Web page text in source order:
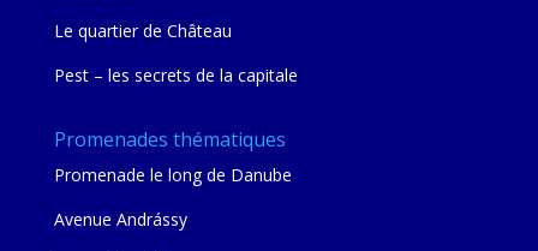
Le quartier de Château
Pest – les secrets de la capitale
Promenades thématiques
Promenade le long de Danube
Avenue Andrássy